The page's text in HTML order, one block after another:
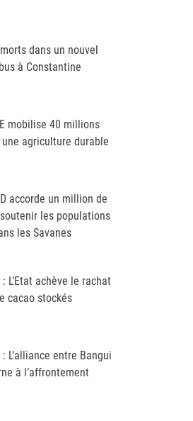
dans un nouvel
à Constantine
mobilise 40 millions
une agriculture durable
accorde un million de
les populations
les Savanes
: L’Etat achève le rachat
cacao stockés
L’alliance entre Bangui
à l’affrontement